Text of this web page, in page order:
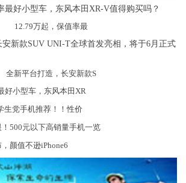
12.79万起，保值率最
全新平台打造，长安新款S
好小型车，东风本田XR
生党手机推荐！！性价
！500元以下高销量手机一览
颜值不逊iPhone6